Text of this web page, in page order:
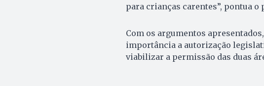
para crianças carentes”, pontua o
Com os argumentos
importância a autorização
viabilizar a permissão das duas